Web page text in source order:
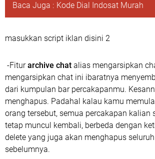
Baca Juga : Kode Dial Indosat Murah
masukkan script iklan disini 2
-Fiturarchive chat alias mengarsipkan
mengarsipkan chat ini ibaratnya
dari kumpulan bar percakapanmu.
menghapus. Padahal kalau kamu
orang tersebut, semua percakapan kalian
tetap muncul kembali, berbeda dengan
delete yang juga akan menghapus
sebelumnya.